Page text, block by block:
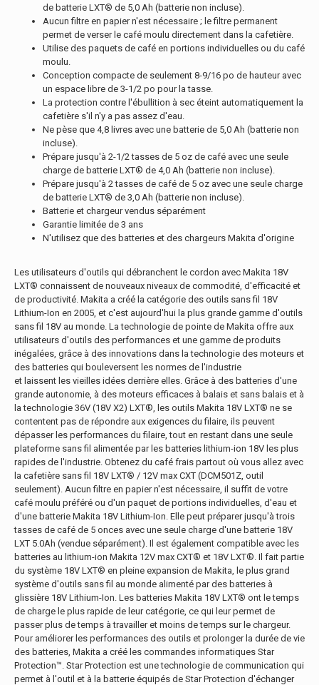
de batterie LXT® de 5,0 Ah (batterie non incluse).
Aucun filtre en papier n'est nécessaire ; le filtre permanent
permet de verser le café moulu directement dans la cafetière.
Utilise des paquets de café en portions individuelles ou du café
moulu.
Conception compacte de seulement 8-9/16 po de hauteur avec
un espace libre de 3-1/2 po pour la tasse.
La protection contre l'ébullition à sec éteint automatiquement la
cafetière s'il n'y a pas assez d'eau.
Ne pèse que 4,8 livres avec une batterie de 5,0 Ah (batterie non
incluse).
Prépare jusqu'à 2-1/2 tasses de 5 oz de café avec une seule
charge de batterie LXT® de 4,0 Ah (batterie non incluse).
Prépare jusqu'à 2 tasses de café de 5 oz avec une seule charge
de batterie LXT® de 3,0 Ah (batterie non incluse).
Batterie et chargeur vendus séparément
Garantie limitée de 3 ans
N'utilisez que des batteries et des chargeurs Makita d'origine
Les utilisateurs d'outils qui débranchent le cordon avec Makita 18V
LXT® connaissent de nouveaux niveaux de commodité, d'efficacité et
de productivité. Makita a créé la catégorie des outils sans fil 18V
Lithium-Ion en 2005, et c'est aujourd'hui la plus grande gamme d'outils
sans fil 18V au monde. La technologie de pointe de Makita offre aux
utilisateurs d'outils des performances et une gamme de produits
inégalées, grâce à des innovations dans la technologie des moteurs et
des batteries qui bouleversent les normes de l'industrie
et laissent les vieilles idées derrière elles. Grâce à des batteries d'une
grande autonomie, à des moteurs efficaces à balais et sans balais et à
la technologie 36V (18V X2) LXT®, les outils Makita 18V LXT® ne se
contentent pas de répondre aux exigences du filaire, ils peuvent
dépasser les performances du filaire, tout en restant dans une seule
plateforme sans fil alimentée par les batteries lithium-ion 18V les plus
rapides de l'industrie. Obtenez du café frais partout où vous allez avec
la cafetière sans fil 18V LXT® / 12V max CXT (DCM501Z, outil
seulement). Aucun filtre en papier n'est nécessaire, il suffit de votre
café moulu préféré ou d'un paquet de portions individuelles, d'eau et
d'une batterie Makita 18V Lithium-Ion. Elle peut préparer jusqu'à trois
tasses de café de 5 onces avec une seule charge d'une batterie 18V
LXT 5.0Ah (vendue séparément). Il est également compatible avec les
batteries au lithium-ion Makita 12V max CXT® et 18V LXT®. Il fait partie
du système 18V LXT® en pleine expansion de Makita, le plus grand
système d'outils sans fil au monde alimenté par des batteries à
glissière 18V Lithium-Ion. Les batteries Makita 18V LXT® ont le temps
de charge le plus rapide de leur catégorie, ce qui leur permet de
passer plus de temps à travailler et moins de temps sur le chargeur.
Pour améliorer les performances des outils et prolonger la durée de vie
des batteries, Makita a créé les commandes informatiques Star
Protection™. Star Protection est une technologie de communication qui
permet à l'outil et à la batterie équipés de Star Protection d'échanger